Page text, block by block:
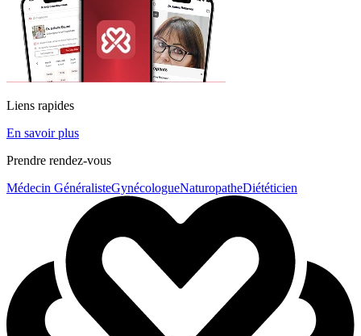
Liens rapides
En savoir plus
Prendre rendez-vous
Médecin GénéralisteGynécologueNaturopatheDiététicien